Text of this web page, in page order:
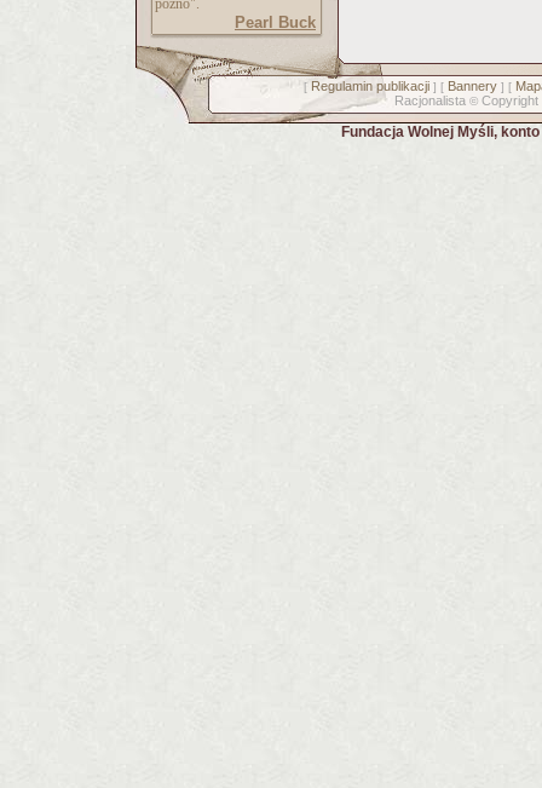
późno".
Pearl Buck
[ Regulamin publikacji] [ Bannery] [
Racjonalista © Copyright
Fundacja Wolnej Myśli,